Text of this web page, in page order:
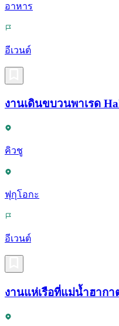
อาหาร
อีเวนต์
งานเดินขบวนพาเรด
คิวชู
ฟุกุโอกะ
อีเวนต์
งานแห่เรือที่แม่น้ำฮากา